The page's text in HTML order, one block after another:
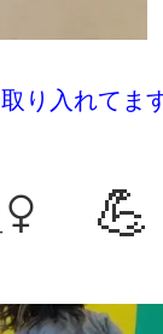
り入れてま
💪